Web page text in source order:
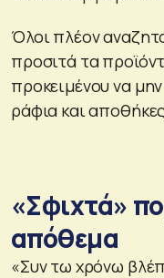
Όλοι πλέον
προσιτά τα
προκειμένου να
ράφια και
«Σφιχτά»
απόθεμα
«Συν τω χρόνω